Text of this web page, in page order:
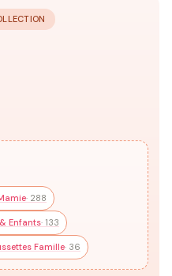
· 288
Enfants· 133
Famille· 36